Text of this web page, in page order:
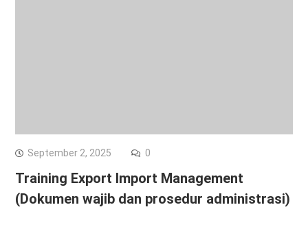
September 2, 2025 0
Training Export Import Management
(Dokumen wajib dan prosedur administrasi)